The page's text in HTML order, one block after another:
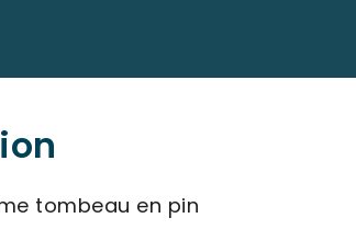
tombeau en pin